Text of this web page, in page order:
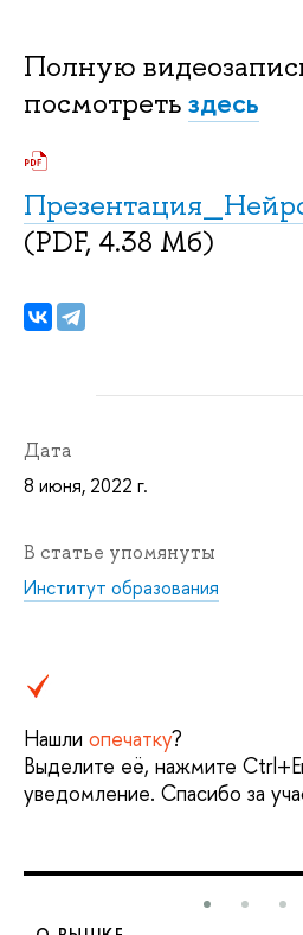
Полную
посмотретьздесь
(PDF, 4.38 Мб)
Дата
8 июня, 2022 г.
В статье упомянуты
Институт образования
Нашли опечатку?
Выделите её, нажмите
уведомление. Спасибо за